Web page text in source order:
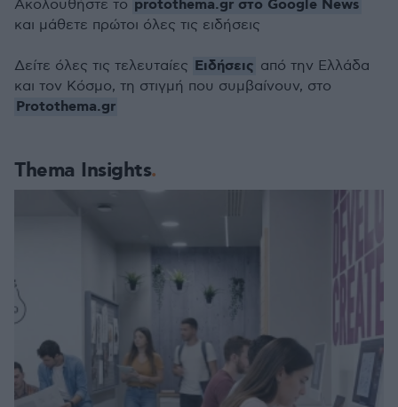
Thema Insights
Ακολουθήστε το protothema.gr στο Google News
και μάθετε πρώτοι όλες τις ειδήσεις
Δείτε όλες τις τελευταίες Ειδήσεις από την Ελλάδα
και τον Κόσμο, τη στιγμή που συμβαίνουν, στο
Protothema.gr